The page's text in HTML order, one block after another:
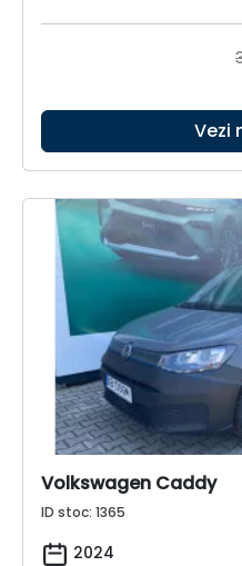
Vezi
Volkswagen Caddy
ID stoc: 1365
2024